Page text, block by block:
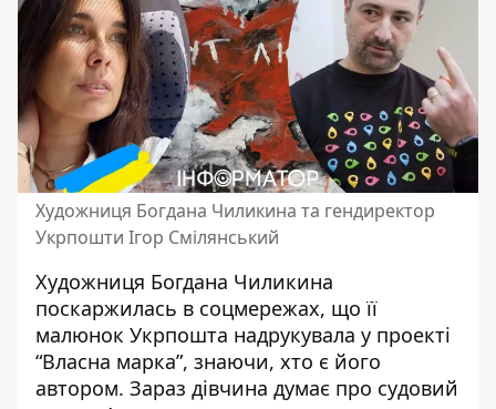
Художниця Богдана Чиликина та гендиректор
Укрпошти Ігор Смілянський
Художниця Богдана Чиликина
поскаржилась в соцмережах, що її
малюнок Укрпошта надрукувала у проекті
“Власна марка”, знаючи, хто є його
автором. Зараз дівчина думає про судовий